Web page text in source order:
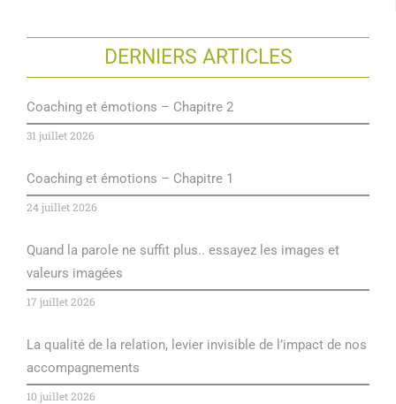
DERNIERS ARTICLES
Coaching et émotions – Chapitre 2
31 juillet 2026
Coaching et émotions – Chapitre 1
24 juillet 2026
Quand la parole ne suffit plus.. essayez les images et
valeurs imagées
17 juillet 2026
La qualité de la relation, levier invisible de l’impact de nos
accompagnements
10 juillet 2026